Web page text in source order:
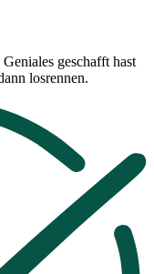
geschafft hast
losrennen.